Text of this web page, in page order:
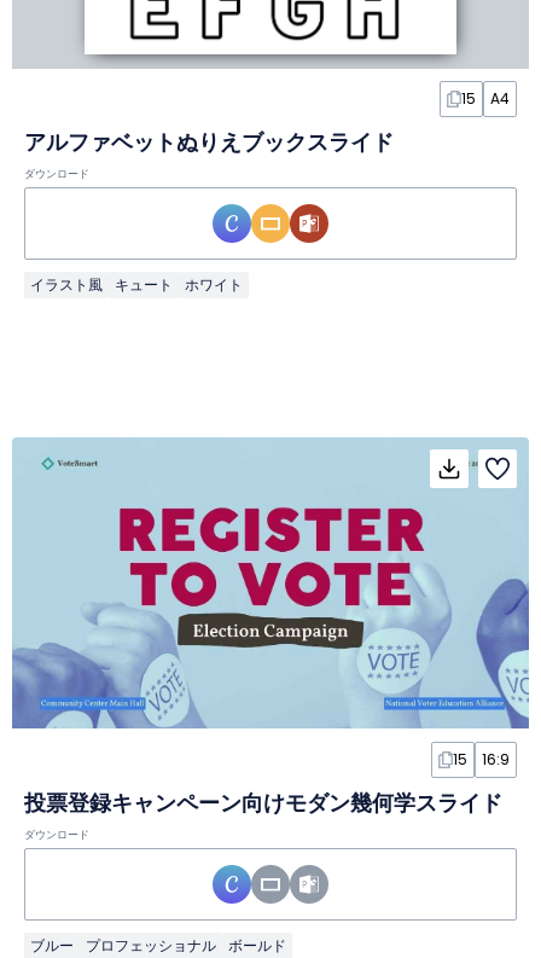
15 A4
アルファベットぬりえブックスライド
ダウンロード
イラスト風 キュート ホワイト
15 16:9
投票登録キャンペーン向けモダン幾何学スライド
ダウンロード
ブルー プロフェッショナル ボールド